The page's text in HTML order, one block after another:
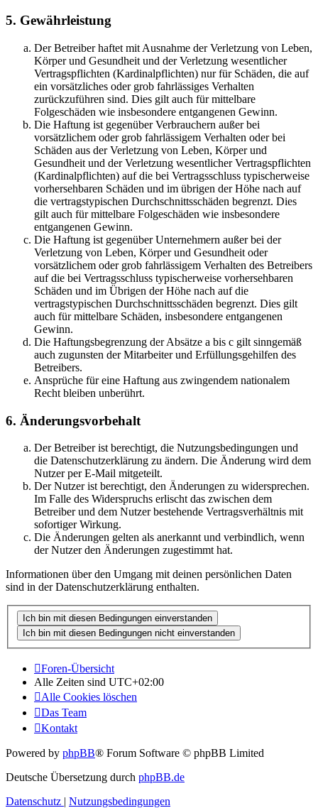
5. Gewährleistung
Der Betreiber haftet mit Ausnahme der Verletzung von Leben,
Körper und Gesundheit und der Verletzung wesentlicher
Vertragspflichten (Kardinalpflichten) nur für Schäden, die auf
ein vorsätzliches oder grob fahrlässiges Verhalten
zurückzuführen sind. Dies gilt auch für mittelbare
Folgeschäden wie insbesondere entgangenen Gewinn.
Die Haftung ist gegenüber Verbrauchern außer bei
vorsätzlichem oder grob fahrlässigem Verhalten oder bei
Schäden aus der Verletzung von Leben, Körper und
Gesundheit und der Verletzung wesentlicher Vertragspflichten
(Kardinalpflichten) auf die bei Vertragsschluss typischerweise
vorhersehbaren Schäden und im übrigen der Höhe nach auf
die vertragstypischen Durchschnittsschäden begrenzt. Dies
gilt auch für mittelbare Folgeschäden wie insbesondere
entgangenen Gewinn.
Die Haftung ist gegenüber Unternehmern außer bei der
Verletzung von Leben, Körper und Gesundheit oder
vorsätzlichem oder grob fahrlässigem Verhalten des Betreibers
auf die bei Vertragsschluss typischerweise vorhersehbaren
Schäden und im Übrigen der Höhe nach auf die
vertragstypischen Durchschnittsschäden begrenzt. Dies gilt
auch für mittelbare Schäden, insbesondere entgangenen
Gewinn.
Die Haftungsbegrenzung der Absätze a bis c gilt sinngemäß
auch zugunsten der Mitarbeiter und Erfüllungsgehilfen des
Betreibers.
Ansprüche für eine Haftung aus zwingendem nationalem
Recht bleiben unberührt.
6. Änderungsvorbehalt
Der Betreiber ist berechtigt, die Nutzungsbedingungen und
die Datenschutzerklärung zu ändern. Die Änderung wird dem
Nutzer per E-Mail mitgeteilt.
Der Nutzer ist berechtigt, den Änderungen zu widersprechen.
Im Falle des Widerspruchs erlischt das zwischen dem
Betreiber und dem Nutzer bestehende Vertragsverhältnis mit
sofortiger Wirkung.
Die Änderungen gelten als anerkannt und verbindlich, wenn
der Nutzer den Änderungen zugestimmt hat.
Informationen über den Umgang mit deinen persönlichen Daten
sind in der Datenschutzerklärung enthalten.
Foren-Übersicht
Alle Zeiten sind UTC+02:00
Alle Cookies löschen
Das Team
Kontakt
Powered by phpBB® Forum Software © phpBB Limited
Deutsche Übersetzung durch phpBB.de
Datenschutz | Nutzungsbedingungen